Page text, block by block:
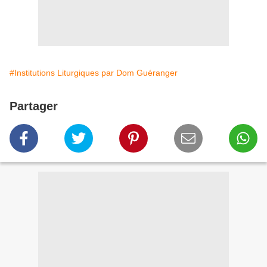
#Institutions Liturgiques par Dom Guéranger
Partager